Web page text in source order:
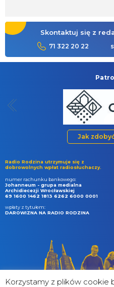
Skontaktuj się z
71 322 20 22
Jak
Radio Rodzina utrzymuje się z
dobrowolnych wpłat radiosłuchaczy.
numer rachunku bankowego:
Johanneum - grupa medialna
Archidiecezji Wrocławskiej
69 1600 1462 1813 6262 6000 0001
wpłaty z tytułem:
DAROWIZNA NA RADIO RODZINA
Korzystamy z plików cookie